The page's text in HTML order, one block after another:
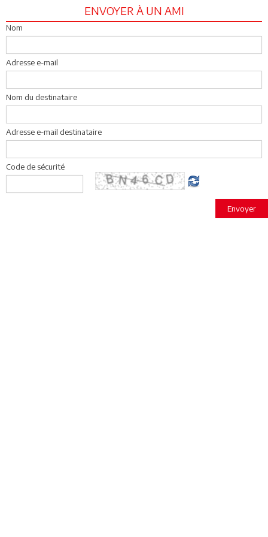
ENVOYER À UN AMI
Nom
Adresse e-mail
Nom du destinataire
Adresse e-mail destinataire
Code de sécurité
Envoyer